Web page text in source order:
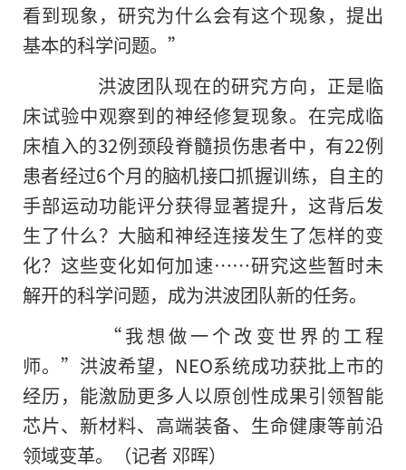
看到现象，研究为什么会有这个现象，提出
基本的科学问题。”
洪波团队现在的研究方向，正是临
床试验中观察到的神经修复现象。在完成临
床植入的32例颈段脊髓损伤患者中，有22例
患者经过6个月的脑机接口抓握训练，自主的
手部运动功能评分获得显著提升，这背后发
生了什么？大脑和神经连接发生了怎样的变
化？这些变化如何加速……研究这些暂时未
解开的科学问题，成为洪波团队新的任务。
“我想做一个改变世界的工程
师。”洪波希望，NEO系统成功获批上市的
经历，能激励更多人以原创性成果引领智能
芯片、新材料、高端装备、生命健康等前沿
领域变革。（记者 邓晖）